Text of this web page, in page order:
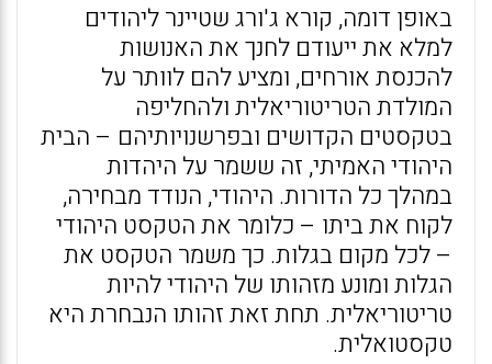
באופן דומה, קורא ג'ורג שטיינר ליהודים
למלא את ייעודם לחנך את האנושות
להכנסת אורחים, ומציע להם לוותר על
המולדת הטריטוריאלית ולהחליפה
בטקסטים הקדושים ובפרשנויותיהם – הבית
היהודי האמיתי, זה ששמר על היהדות
במהלך כל הדורות. היהודי, הנודד מבחירה,
לקוח את ביתו – כלומר את הטקסט היהודי
– לכל מקום בגלות. כך משמר הטקסט את
הגלות ומונע מזהותו של היהודי להיות
טריטוריאלית. תחת זאת זהותו הנבחרת היא
טקסטואלית.